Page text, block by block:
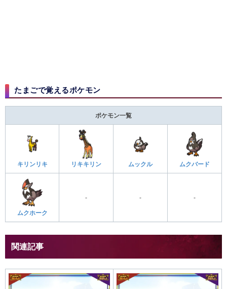
たまごで覚えるポケモン
ポケモン一覧
キリンリキ リキキリン ムックル ムクバード
ムクホーク
- - -
関連記事